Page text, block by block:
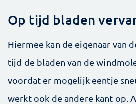
Op tijd bladen
Hiermee kan de eigenaar van
tijd de bladen van de
voordat er mogelijk eentje
werkt ook de andere kant op.